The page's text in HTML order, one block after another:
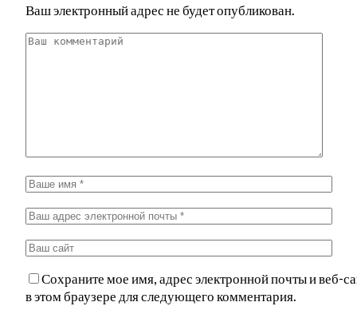
Ваш электронный адрес не будет опубликован.
Сохраните мое имя, адрес электронной почты и веб-
в этом браузере для следующего комментария.